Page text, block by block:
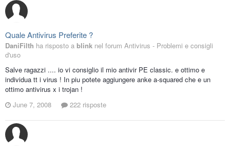
Quale Antivirus Preferite ?
DaniFilth ha risposto a blink nel forum Antivirus - Problemi e consigli
d'uso
Salve ragazzi .... io vi consiglio il mio antivir PE classic. e ottimo e
individua tt i virus ! In piu potete aggiungere anke a-squared che e un
ottimo antivirus x i trojan !
June 7, 2008
222 risposte